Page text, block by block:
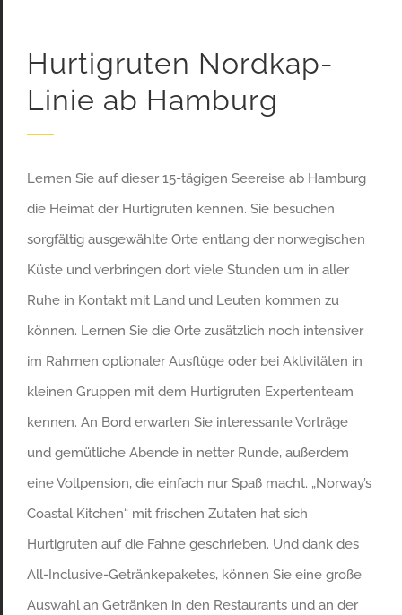
Hurtigruten Nordkap-
Linie ab Hamburg
Lernen Sie auf dieser 15-tägigen Seereise ab Hamburg
die Heimat der Hurtigruten kennen. Sie besuchen
sorgfältig ausgewählte Orte entlang der norwegischen
Küste und verbringen dort viele Stunden um in aller
Ruhe in Kontakt mit Land und Leuten kommen zu
können. Lernen Sie die Orte zusätzlich noch intensiver
im Rahmen optionaler Ausflüge oder bei Aktivitäten in
kleinen Gruppen mit dem Hurtigruten Expertenteam
kennen. An Bord erwarten Sie interessante Vorträge
und gemütliche Abende in netter Runde, außerdem
eine Vollpension, die einfach nur Spaß macht. „Norway’s
Coastal Kitchen“ mit frischen Zutaten hat sich
Hurtigruten auf die Fahne geschrieben. Und dank des
All-Inclusive-Getränkepaketes, können Sie eine große
Auswahl an Getränken in den Restaurants und an der